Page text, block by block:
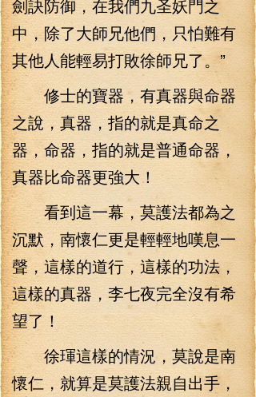
劍訣防御，在我們九圣妖門之
中，除了大師兄他們，只怕難有
其他人能輕易打敗徐師兄了。”
修士的寶器，有真器與命器
之說，真器，指的就是真命之
器，命器，指的就是普通命器，
真器比命器更強大！
看到這一幕，莫護法都為之
沉默，南懷仁更是輕輕地嘆息一
聲，這樣的道行，這樣的功法，
這樣的真器，李七夜完全沒有希
望了！
徐琿這樣的情況，莫說是南
懷仁，就算是莫護法親自出手，